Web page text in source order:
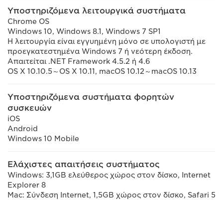
Υποστηριζόμενα λειτουργικά συστήματα
Chrome OS
Windows 10, Windows 8.1, Windows 7 SP1
Η λειτουργία είναι εγγυημένη μόνο σε υπολογιστή με
προεγκατεστημένα Windows 7 ή νεότερη έκδοση.
Απαιτείται .NET Framework 4.5.2 ή 4.6
OS X 10.10.5～OS X 10.11, macOS 10.12～macOS 10.13
Υποστηριζόμενα συστήματα φορητών
συσκευών
iOS
Android
Windows 10 Mobile
Ελάχιστες απαιτήσεις συστήματος
Windows: 3,1GB ελεύθερος χώρος στον δίσκο, Internet
Explorer 8
Mac: Σύνδεση Internet, 1,5GB χώρος στον δίσκο, Safari 5